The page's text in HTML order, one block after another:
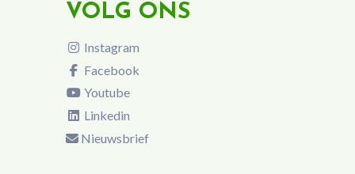
VOLG ONS
Instagram
Facebook
Youtube
Linkedin
Nieuwsbrief